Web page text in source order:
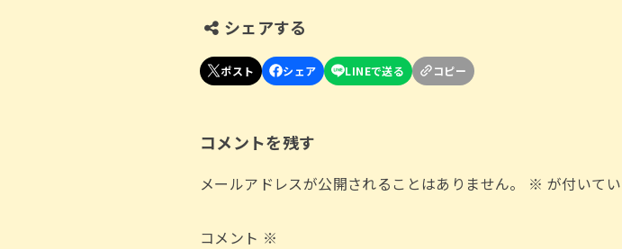
シェアする
コメントを残す
メールアドレスが公開されることはありません。 ※ が付いて
コメント ※